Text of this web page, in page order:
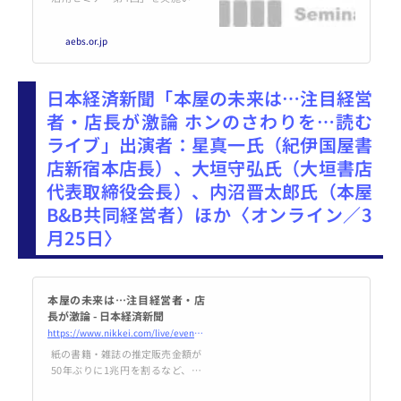
等の事例。後半は「デジタル印刷
活用時の業界標準ガイドライン」
aebs.or.jp
日本経済新聞「本屋の未来は…注目経営
者・店長が激論 ホンのさわりを…読む
ライブ」出演者：星真一氏（紀伊国屋書
店新宿本店長）、大垣守弘氏（大垣書店
代表取締役会長）、内沼晋太郎氏（本屋
B&B共同経営者）ほか〈オンライン／3
月25日〉
本屋の未来は…注目経営者・店
長が激論 - 日本経済新聞
https://www.nikkei.com/live/event/EVT260303002
紙の書籍・雑誌の推定販売金額が
50年ぶりに1兆円を割るなど、厳